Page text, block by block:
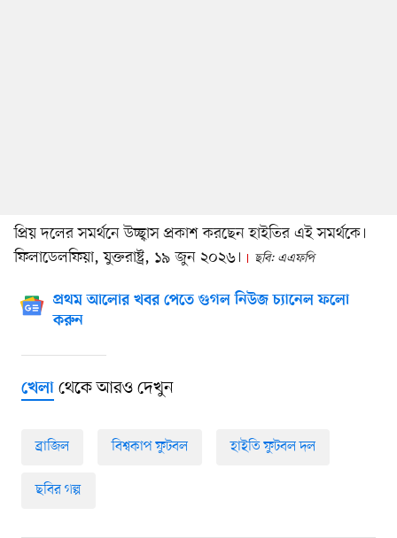
প্রিয় দলের সমর্থনে উচ্ছ্বাস প্রকাশ করছেন হাইতির এই সমর্থকে।
ফিলাডেলফিয়া, যুক্তরাষ্ট্র, ১৯ জুন ২০২৬।
ছবি: এএফপি
প্রথম আলোর খবর পেতে গুগল নিউজ চ্যানেল ফলো
করুন
খেলাথেকে আরও দেখুন
ব্রাজিল বিশ্বকাপ ফুটবল হাইতি ফুটবল দল
ছবির গল্প